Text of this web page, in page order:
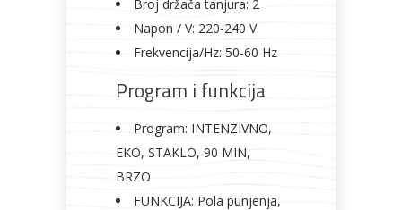
Broj držača tanjura: 2
Napon / V: 220-240 V
Frekvencija/Hz: 50-60 Hz
Program i funkcija
Program: INTENZIVNO,
EKO, STAKLO, 90 MIN,
BRZO
FUNKCIJA: Pola punjenja,